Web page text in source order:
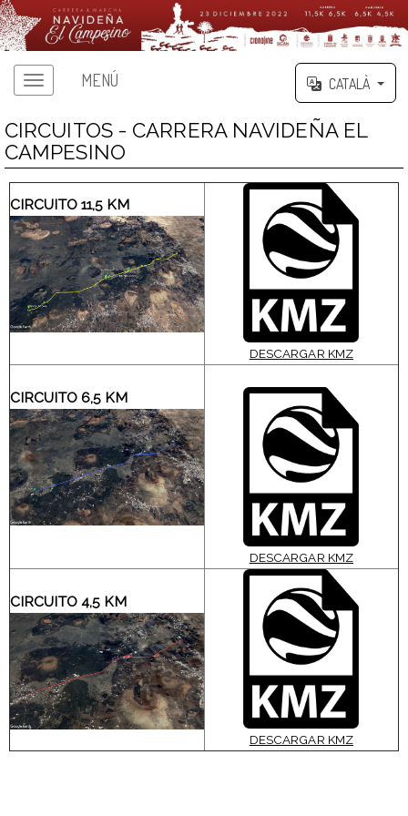
MENÚ CATALÀ
CIRCUITOS - CARRERA NAVIDEÑA EL
CAMPESINO
CIRCUITO 11,5 KM
DESCARGAR KMZ
CIRCUITO 6,5 KM
DESCARGAR KMZ
CIRCUITO 4,5 KM
DESCARGAR KMZ